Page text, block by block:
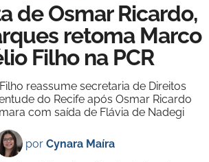
de Osmar Ricardo,
retoma Marco
Filho na PCR
reassume secretaria de Direitos
do Recife após Osmar Ricardo
com saída de Flávia de Nadegi
por Cynara Maíra